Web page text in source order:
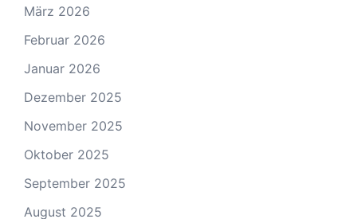
März 2026
Februar 2026
Januar 2026
Dezember 2025
November 2025
Oktober 2025
September 2025
August 2025